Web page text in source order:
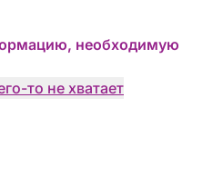
необходимую
то не хватает